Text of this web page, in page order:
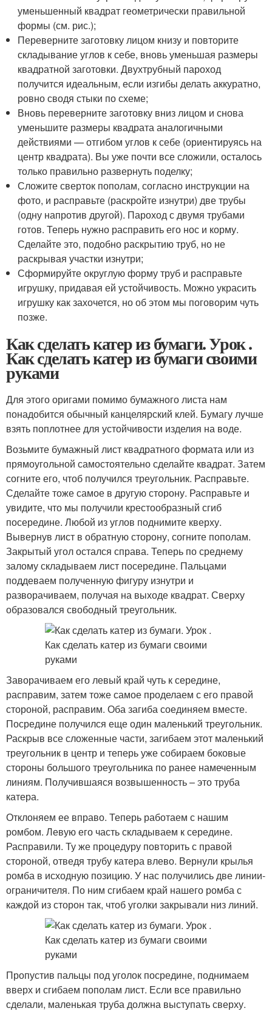
уменьшенный квадрат геометрически правильной
формы (см. рис.);
Переверните заготовку лицом книзу и повторите
складывание углов к себе, вновь уменьшая размеры
квадратной заготовки. Двухтрубный пароход
получится идеальным, если изгибы делать аккуратно,
ровно сводя стыки по схеме;
Вновь переверните заготовку вниз лицом и снова
уменьшите размеры квадрата аналогичными
действиями — отгибом углов к себе (ориентируясь на
центр квадрата). Вы уже почти все сложили, осталось
только правильно развернуть поделку;
Сложите сверток пополам, согласно инструкции на
фото, и расправьте (раскройте изнутри) две трубы
(одну напротив другой). Пароход с двумя трубами
готов. Теперь нужно расправить его нос и корму.
Сделайте это, подобно раскрытию труб, но не
раскрывая участки изнутри;
Сформируйте округлую форму труб и расправьте
игрушку, придавая ей устойчивость. Можно украсить
игрушку как захочется, но об этом мы поговорим чуть
позже.
Как сделать катер из бумаги. Урок .
Как сделать катер из бумаги своими
руками
Для этого оригами помимо бумажного листа нам
понадобится обычный канцелярский клей. Бумагу лучше
взять поплотнее для устойчивости изделия на воде.
Возьмите бумажный лист квадратного формата или из
прямоугольной самостоятельно сделайте квадрат. Затем
согните его, чтоб получился треугольник. Расправьте.
Сделайте тоже самое в другую сторону. Расправьте и
увидите, что мы получили крестообразный сгиб
посередине. Любой из углов поднимите кверху.
Вывернув лист в обратную сторону, согните пополам.
Закрытый угол остался справа. Теперь по среднему
залому складываем лист посередине. Пальцами
поддеваем полученную фигуру изнутри и
разворачиваем, получая на выходе квадрат. Сверху
образовался свободный треугольник.
Заворачиваем его левый край чуть к середине,
расправим, затем тоже самое проделаем с его правой
стороной, расправим. Оба загиба соединяем вместе.
Посредине получился еще один маленький треугольник.
Раскрыв все сложенные части, загибаем этот маленький
треугольник в центр и теперь уже собираем боковые
стороны большого треугольника по ранее намеченным
линиям. Получившаяся возвышенность – это труба
катера.
Отклоняем ее вправо. Теперь работаем с нашим
ромбом. Левую его часть складываем к середине.
Расправили. Ту же процедуру повторить с правой
стороной, отведя трубу катера влево. Вернули крылья
ромба в исходную позицию. У нас получились две линии-
ограничителя. По ним сгибаем край нашего ромба с
каждой из сторон так, чтоб уголки закрывали низ линий.
Пропустив пальцы под уголок посредине, поднимаем
вверх и сгибаем пополам лист. Если все правильно
сделали, маленькая труба должна выступать сверху.